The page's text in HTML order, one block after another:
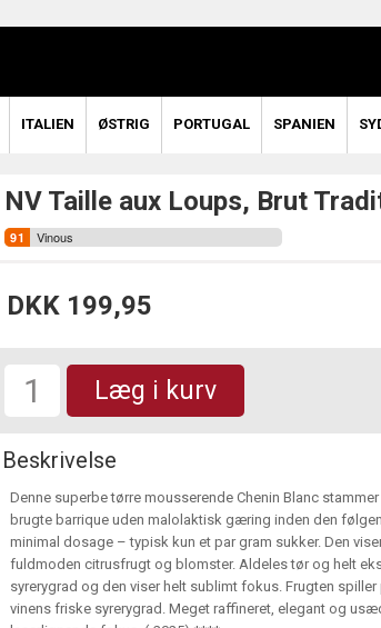
ITALIEN ØSTRIG PORTUGAL SPANIEN
NV Taille aux Loups, Brut
Vinous
DKK 199,95
Læg i kurv
Beskrivelse
Denne superbe tørre mousserende Chenin Blanc
brugte barrique uden malolaktisk gæring inden den
minimal dosage – typisk kun et par gram sukker. Den
fuldmoden citrusfrugt og blomster. Aldeles tør og helt
syrerygrad og den viser helt sublimt fokus. Frugten
vinens friske syrerygrad. Meget raffineret, elegant og